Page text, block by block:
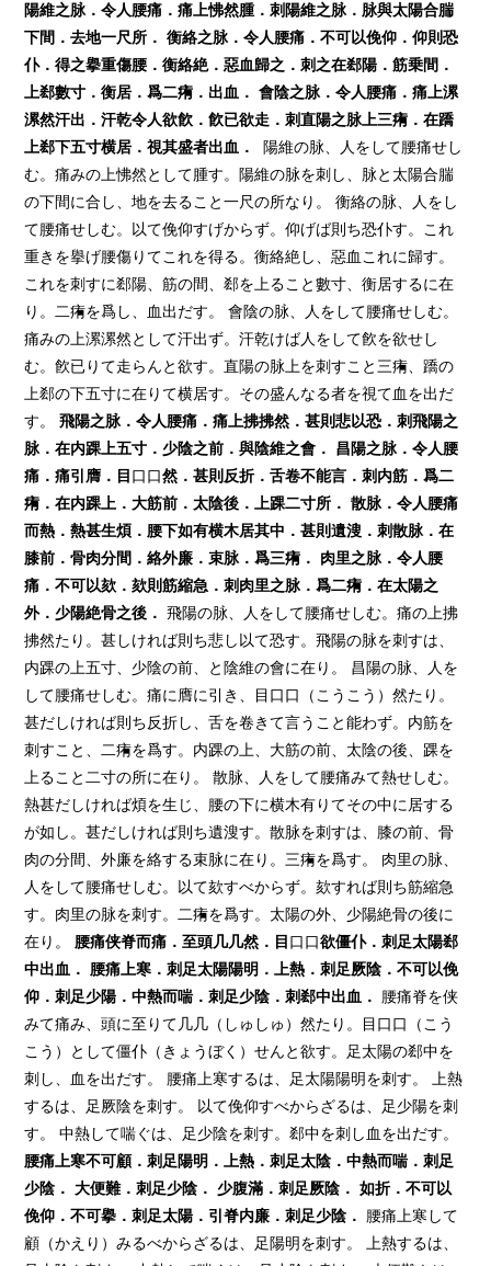
陽維之脉．令人腰痛．痛上怫然腫．刺陽維之脉．脉與太陽合腨
下間．去地一尺所． 衡絡之脉．令人腰痛．不可以俛仰．仰則恐
仆．得之擧重傷腰．衡絡絶．惡血歸之．刺之在郄陽．筋乗間．
上郄數寸．衡居．爲二痏 ．出血． 會陰之脉．令人腰痛．痛上漯
漯然汗出．汗乾令人欲飮．飮已欲走．刺直陽之脉上三痏 ．在蹻
上郄下五寸横居．視其盛者出血．
陽維の脉、人をして腰痛せし
む。痛みの上怫然として腫す。陽維の脉を刺し、脉と太陽合腨
の下間に合し、地を去ること一尺の所なり。 衡絡の脉、人をし
て腰痛せしむ。以て俛仰すげからず。仰げば則ち恐仆す。これ
重きを擧げ腰傷りてこれを得る。衡絡絶し、惡血これに歸す。
これを刺すに郄陽、筋の間、郄を上ること數寸、衡居するに在
り。二痏を爲し、血出だす。 會陰の脉、人をして腰痛せしむ。
痛みの上漯漯然として汗出ず。汗乾けば人をして飮を欲せし
む。飮已りて走らんと欲す。直陽の脉上を刺すこと三痏、蹻の
上郄の下五寸に在りて横居す。その盛んなる者を視て血を出だ
す。飛陽之脉．令人腰痛．痛上拂拂然．甚則悲以恐．刺飛陽之
脉．在内踝上五寸．少陰之前．與陰維之會．
昌陽之脉．令人腰
痛．痛引膺．目 口口然．甚則反折．舌卷不能言．刺内筋．爲二
痏 ．在内踝上．大筋前．太陰後．上踝二寸所． 散脉．令人腰痛
而熱．熱甚生煩．腰下如有横木居其中．甚則遺溲．刺散脉．在
膝前．骨肉分間．絡外廉．束脉．爲三痏 ．
肉里之脉．令人腰
痛．不可以欬 ．欬則筋縮急．刺肉里之脉．爲二痏 ．在太陽之
外．少陽絶骨之後． 飛陽の脉、人をして腰痛せしむ。痛の上拂
拂然たり。甚しければ則ち悲し以て恐す。飛陽の脉を刺すは、
内踝の上五寸、少陰の前、と陰維の會に在り。 昌陽の脉、人を
して腰痛せしむ。痛に膺に引き、目口口（こうこう）然たり。
甚だしければ則ち反折し、舌を卷きて言うこと能わず。内筋を
刺すこと、二痏を爲す。内踝の上、大筋の前、太陰の後、踝を
上ること二寸の所に在り。 散脉、人をして腰痛みて熱せしむ。
熱甚だしければ煩を生じ、腰の下に横木有りてその中に居する
が如し。甚だしければ則ち遺溲す。散脉を刺すは、膝の前、骨
肉の分間、外廉を絡する束脉に在り。三痏を爲す。 肉里の脉、
人をして腰痛せしむ。以て欬すべからず。欬すれば則ち筋縮急
す。肉里の脉を刺す。二痏を爲す。太陽の外、少陽絶骨の後に
在り。 腰痛侠脊而痛．至頭几几然．目 口口欲僵仆．刺足太陽郄
中出血．
腰痛上寒．刺足太陽陽明．上熱．刺足厥陰．不可以俛
仰．刺足少陽．中熱而喘．刺足少陰．刺郄中出血．
腰痛脊を侠
みて痛み、頭に至りて几几（しゅしゅ）然たり。目口口（こう
こう）として僵仆（きょうぼく）せんと欲す。足太陽の郄中を
刺し、血を出だす。 腰痛上寒するは、足太陽陽明を刺す。 上熱
するは、足厥陰を刺す。 以て俛仰すべからざるは、足少陽を刺
す。 中熱して喘ぐは、足少陰を刺す。郄中を刺し血を出だす。
腰痛上寒不可顧．刺足陽明．上熱．刺足太陰．中熱而喘．刺足
少陰． 大便難．刺足少陰． 少腹滿．刺足厥陰． 如折．不可以
俛仰．不可擧．刺足太陽．引脊内廉．刺足少陰．
腰痛上寒して
顧（かえり）みるべからざるは、足陽明を刺す。 上熱するは、